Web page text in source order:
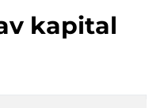
kapital